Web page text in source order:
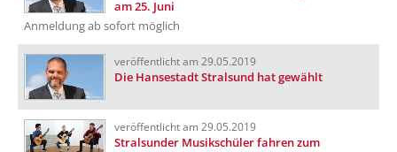
am 25. Juni
Anmeldung ab sofort möglich
veröffentlicht am 29.05.2019
Die Hansestadt Stralsund hat gewählt
veröffentlicht am 29.05.2019
Stralsunder Musikschüler fahren zum